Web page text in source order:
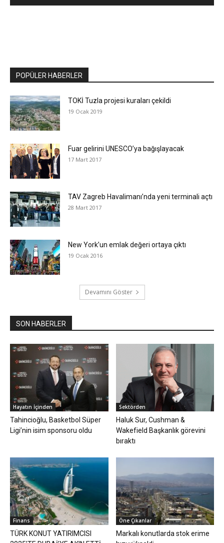
POPÜLER HABERLER
TOKİ Tuzla projesi kuraları çekildi
19 Ocak 2019
Fuar gelirini UNESCO’ya bağışlayacak
17 Mart 2017
TAV Zagreb Havalimanı’nda yeni terminali açtı
28 Mart 2017
New York’un emlak değeri ortaya çıktı
19 Ocak 2016
Devamını Göster
SON HABERLER
Hayatın İçinden
Tahincioğlu, Basketbol Süper
Ligi’nin isim sponsoru oldu
Sektörden
Haluk Sur, Cushman &
Wakefield Başkanlık görevini
bıraktı
Finans
TÜRK KONUT YATIRIMCISI
Öne Çıkanlar
Markalı konutlarda stok erime